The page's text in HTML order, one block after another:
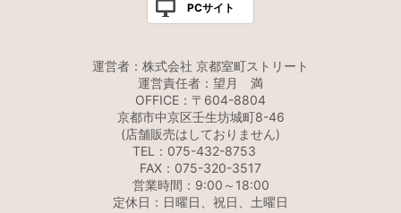
PCサイト
運営者：株式会社 京都室町ストリート
運営責任者：望月 満
OFFICE：〒604-8804
京都市中京区壬生坊城町8-46
(店舗販売はしておりません)
TEL：075-432-8753
FAX：075-320-3517
営業時間：9:00～18:00
定休日：日曜日、祝日、土曜日